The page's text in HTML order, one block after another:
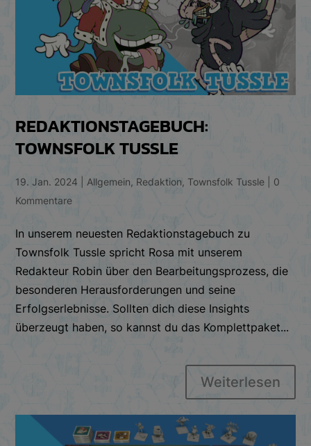
REDAKTIONSTAGEBUCH:
TOWNSFOLK TUSSLE
19. Jan. 2024 Allgemein, Redaktion, Townsfolk Tussle
0
Kommentare
In unserem neuesten Redaktionstagebuch zu
Townsfolk Tussle spricht Rosa mit unserem
Redakteur Robin über den Bearbeitungsprozess, die
besonderen Herausforderungen und seine
Erfolgserlebnisse. Sollten dich diese Insights
überzeugt haben, so kannst du das Komplettpaket...
Weiterlesen